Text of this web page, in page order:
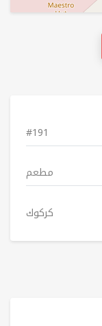
#191
مطعم
کرکوك